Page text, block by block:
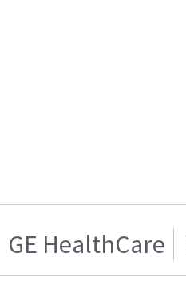
GE HealthCare